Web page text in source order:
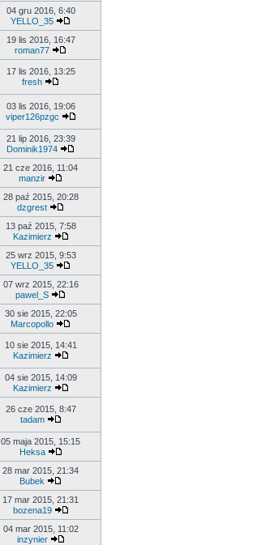
04 gru 2016, 6:40
YELLO_35
19 lis 2016, 16:47
roman77
17 lis 2016, 13:25
fresh
03 lis 2016, 19:06
viper126pzgc
21 lip 2016, 23:39
Dominik1974
21 cze 2016, 11:04
manzir
28 paź 2015, 20:28
dzgrest
13 paź 2015, 7:58
Kazimierz
25 wrz 2015, 9:53
YELLO_35
07 wrz 2015, 22:16
pawel_S
30 sie 2015, 22:05
Marcopollo
10 sie 2015, 14:41
Kazimierz
04 sie 2015, 14:09
Kazimierz
26 cze 2015, 8:47
tadam
05 maja 2015, 15:15
Heksa
28 mar 2015, 21:34
Bubek
17 mar 2015, 21:31
bozena19
04 mar 2015, 11:02
inzynier